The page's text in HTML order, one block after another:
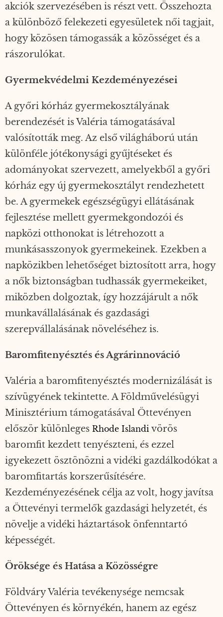
akciók szervezésében is részt vett. Összehozta
a különböző felekezeti egyesületek női tagjait,
hogy közösen támogassák a közösséget és a
rászorulókat.
Gyermekvédelmi Kezdeményezései
A győri kórház gyermekosztályának
berendezését is Valéria támogatásával
valósították meg. Az első világháború után
különféle jótékonysági gyűjtéseket és
adományokat szervezett, amelyekből a győri
kórház egy új gyermekosztályt rendezhetett
be. A gyermekek egészségügyi ellátásának
fejlesztése mellett gyermekgondozói és
napközi otthonokat is létrehozott a
munkásasszonyok gyermekeinek. Ezekben a
napközikben lehetőséget biztosított arra, hogy
a nők biztonságban tudhassák gyermekeiket,
miközben dolgoztak, így hozzájárult a nők
munkavállalásának és gazdasági
szerepvállalásának növeléséhez is.
Baromfitenyésztés és Agrárinnováció
Valéria a baromfitenyésztés modernizálását is
szívügyének tekintette. A Földművelésügyi
Minisztérium támogatásával Öttevényen
először különleges Rhode Islandivörös
baromfit kezdett tenyészteni, és ezzel
igyekezett ösztönözni a vidéki gazdálkodókat a
baromfitartás korszerűsítésére.
Kezdeményezésének célja az volt, hogy javítsa
a Öttevényi termelők gazdasági helyzetét, és
növelje a vidéki háztartások önfenntartó
képességét.
Öröksége és Hatása a Közösségre
Földváry Valéria tevékenysége nemcsak
Öttevényen és környékén, hanem az egész